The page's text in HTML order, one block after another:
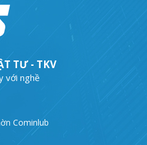
TƯ - TKV
với nghề
Cominlub